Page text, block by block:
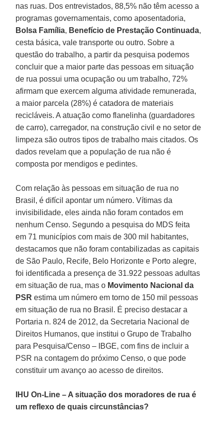
nas ruas. Dos entrevistados, 88,5% não têm acesso a
programas governamentais, como aposentadoria,
Bolsa Família, Benefício de Prestação Continuada,
cesta básica, vale transporte ou outro. Sobre a
questão do trabalho, a partir da pesquisa podemos
concluir que a maior parte das pessoas em situação
de rua possui uma ocupação ou um trabalho, 72%
afirmam que exercem alguma atividade remunerada,
a maior parcela (28%) é catadora de materiais
recicláveis. A atuação como flanelinha (guardadores
de carro), carregador, na construção civil e no setor de
limpeza são outros tipos de trabalho mais citados. Os
dados revelam que a população de rua não é
composta por mendigos e pedintes.
Com relação às pessoas em situação de rua no
Brasil, é difícil apontar um número. Vítimas da
invisibilidade, eles ainda não foram contados em
nenhum Censo. Segundo a pesquisa do MDS feita
em 71 municípios com mais de 300 mil habitantes,
destacamos que não foram contabilizadas as capitais
de São Paulo, Recife, Belo Horizonte e Porto alegre,
foi identificada a presença de 31.922 pessoas adultas
em situação de rua, mas o Movimento Nacional da
PSRestima um número em torno de 150 mil pessoas
em situação de rua no Brasil. É preciso destacar a
Portaria n. 824 de 2012, da Secretaria Nacional de
Direitos Humanos, que institui o Grupo de Trabalho
para Pesquisa/Censo – IBGE, com fins de incluir a
PSR na contagem do próximo Censo, o que pode
constituir um avanço ao acesso de direitos.
IHU On-Line – A situação dos moradores de rua é
um reflexo de quais circunstâncias?